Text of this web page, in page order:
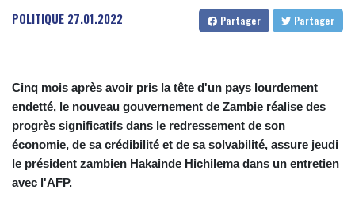
POLITIQUE 27.01.2022 Partager Partager
Cinq mois après avoir pris la tête d'un pays lourdement
endetté, le nouveau gouvernement de Zambie réalise des
progrès significatifs dans le redressement de son
économie, de sa crédibilité et de sa solvabilité, assure jeudi
le président zambien Hakainde Hichilema dans un entretien
avec l'AFP.